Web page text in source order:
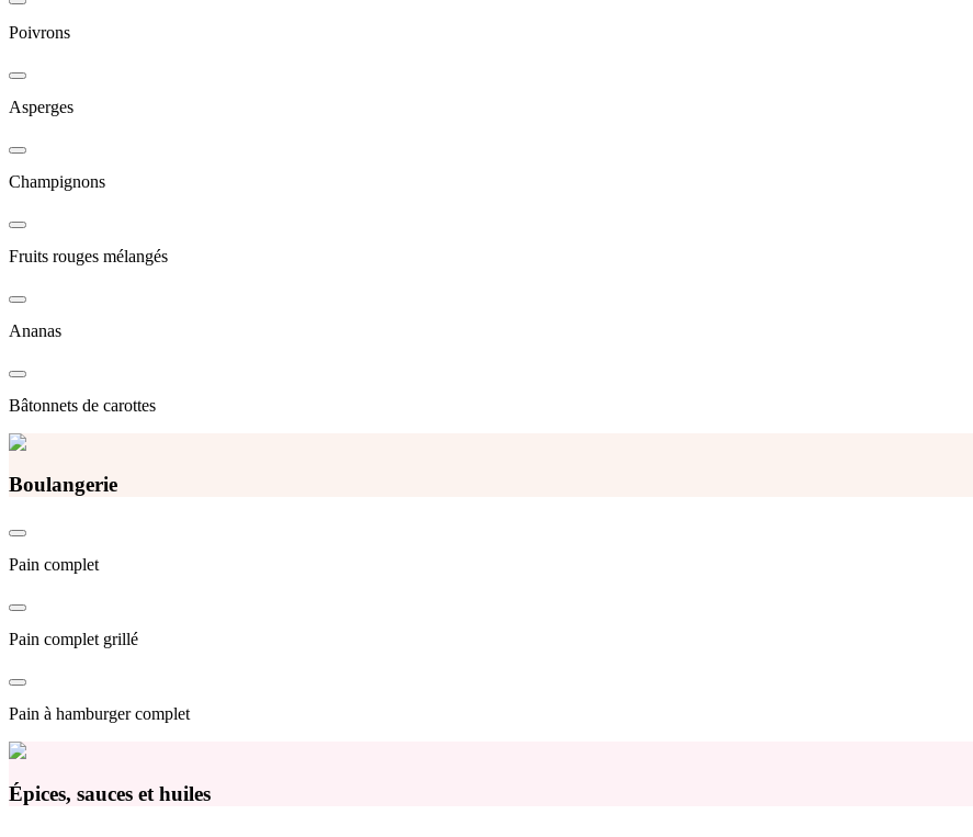
Poivrons
Asperges
Champignons
Fruits rouges mélangés
Ananas
Bâtonnets de carottes
Boulangerie
Pain complet
Pain complet grillé
Pain à hamburger complet
Épices, sauces et huiles